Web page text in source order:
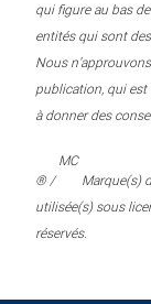
qui figure au bas
entités qui sont
Nous
publication, qui est
à donner des
® /
MC
Marque(s)
utilisée(s) sous
réservés.